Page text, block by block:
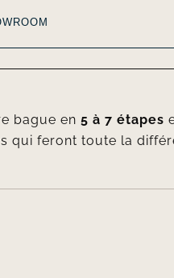
bague en5 à 7 étapes
qui feront toute la